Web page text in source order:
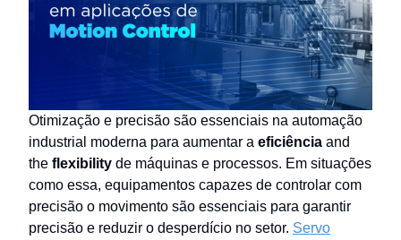
Otimização e precisão são essenciais na automação
industrial moderna para aumentar a eficiência and
the flexibility de máquinas e processos. Em situações
como essa, equipamentos capazes de controlar com
precisão o movimento são essenciais para garantir
precisão e reduzir o desperdício no setor. Servo